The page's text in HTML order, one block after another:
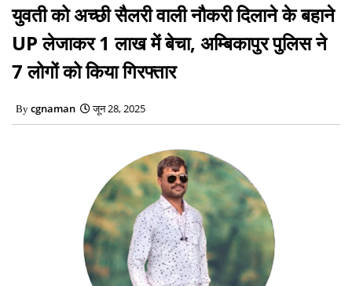
युवती को अच्छी सैलरी वाली नौकरी दिलाने के बहाने
UP लेजाकर 1 लाख में बेचा, अम्बिकापुर पुलिस ने
7 लोगों को किया गिरफ्तार
cgnaman जून 28, 2025